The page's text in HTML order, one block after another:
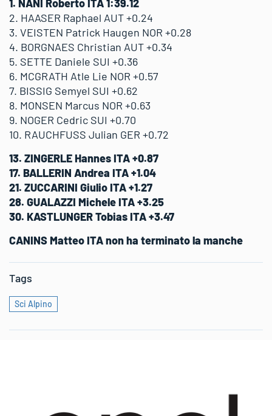
1. NANI Roberto ITA 1:39.12
2. HAASER Raphael AUT +0.24
3. VEISTEN Patrick Haugen NOR +0.28
4. BORGNAES Christian AUT +0.34
5. SETTE Daniele SUI +0.36
6. MCGRATH Atle Lie NOR +0.57
7. BISSIG Semyel SUI +0.62
8. MONSEN Marcus NOR +0.63
9. NOGER Cedric SUI +0.70
10. RAUCHFUSS Julian GER +0.72
13. ZINGERLE Hannes ITA +0.87
17. BALLERIN Andrea ITA +1.04
21. ZUCCARINI Giulio ITA +1.27
28. GUALAZZI Michele ITA +3.25
30. KASTLUNGER Tobias ITA +3.47
CANINS Matteo ITA non ha terminato la manche
Tags
Sci Alpino